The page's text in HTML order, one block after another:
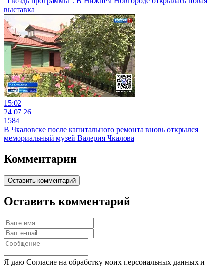
выставка
15:02
24.07.26
1584
В Чкаловске после капитального ремонта вновь открылся
мемориальный музей Валерия Чкалова
Комментарии
Оставить комментарий
Оставить комментарий
Я даю Согласие на обработку моих персональных данных и